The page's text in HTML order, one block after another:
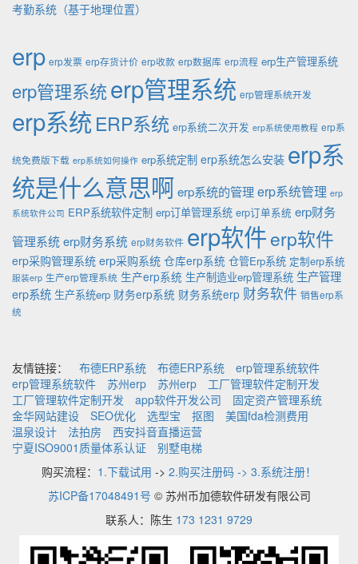
考勤系统（基于地理位置）
erp erp发票 erp存货计价 erp收款 erp数据库 erp流程 erp生产管理系统
erp管理系统erp管理系统 erp管理系统开发
erp系统 ERP系统 erp系统二次开发 erp系统使用教程 erp系
统免费版下载 erp系统如何操作 erp系统定制 erp系统怎么安装 erp系
统是什么意思啊erp系统的管理erp系统管理 erp
系统软件公司 ERP系统软件定制 erp订单管理系统 erp订单系统 erp财务
管理系统erp财务系统 erp财务软件 erp软件erp软件
erp采购管理系统 erp采购系统 仓库erp系统 仓管Erp系统 定制erp系统
服装erp 生产erp管理系统 生产erp系统 生产制造业erp管理系统 生产管理
erp系统 生产系统erp 财务erp系统 财务系统erp 财务软件 销售erp系
统
友情链接： 布德ERP系统 布德ERP系统
erp管理系统软件
erp管理系统软件
苏州erp 苏州erp
工厂管理软件定制开发
工厂管理软件定制开发
app软件开发公司
固定资产管理系统
金华网站建设
SEO优化 选型宝 抠图
美国fda检测费用
温泉设计
法拍房
西安抖音直播运营
宁夏ISO9001质量体系认证
别墅电梯
购买流程： 1.下载试用 -> 2.购买注册码 -> 3.系统注册！
苏ICP备17048491号 © 苏州币加德软件研发有限公司
联系人：陈生 173 1231 9729